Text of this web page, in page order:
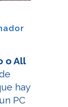
o All
hay
PC